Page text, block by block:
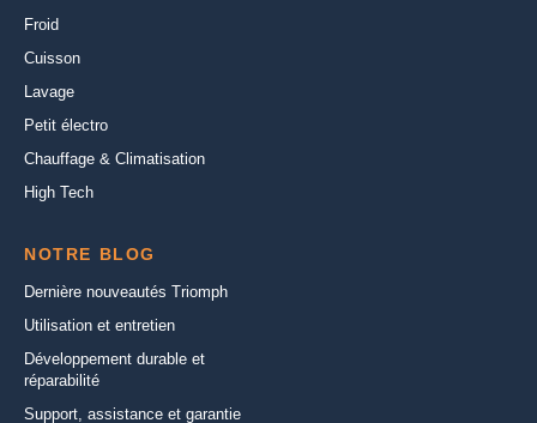
Froid
Cuisson
Lavage
Petit électro
Chauffage & Climatisation
High Tech
NOTRE BLOG
Dernière nouveautés Triomph
Utilisation et entretien
Développement durable et
réparabilité
Support, assistance et garantie